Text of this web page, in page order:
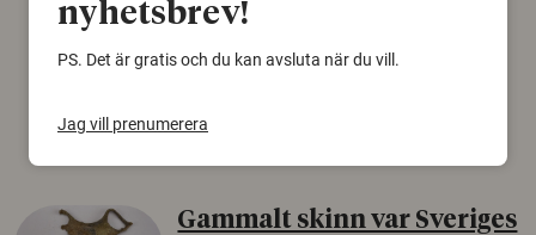
för rysk desinformation. Det visar en studie
europeiska länder.
Säkerhetspolitik
Gammalt skinn var Sveriges
nyhetsbrev!
PS. Det är gratis och du kan avsluta när du vill.
Jag vill prenumerera